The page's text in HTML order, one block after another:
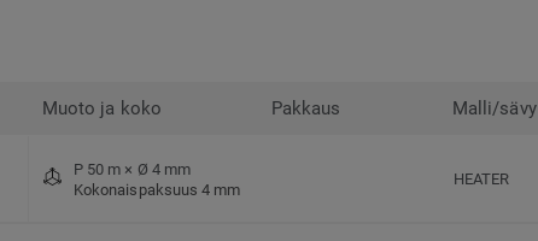
Muoto ja koko Pakkaus Malli/sävy
P 50 m × Ø 4 mm
Kokonaispaksuus 4 mm
HEATER